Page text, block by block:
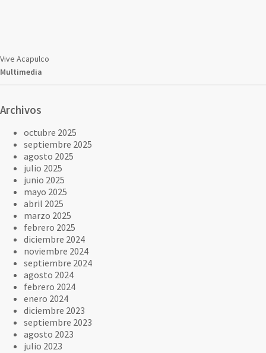
Vive Acapulco
Multimedia
Archivos
octubre 2025
septiembre 2025
agosto 2025
julio 2025
junio 2025
mayo 2025
abril 2025
marzo 2025
febrero 2025
diciembre 2024
noviembre 2024
septiembre 2024
agosto 2024
febrero 2024
enero 2024
diciembre 2023
septiembre 2023
agosto 2023
julio 2023